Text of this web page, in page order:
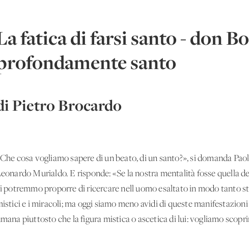
fatica di farsi santo - don
santo
Pietro Brocardo
cosa vogliamo sapere di un beato, di un santo?», si domanda
Murialdo. E risponde: «Se la nostra mentalità fosse quella
potremmo proporre di ricercare nell'uomo esaltato in modo tanto
e i miracoli; ma oggi siamo meno avidi di queste
piuttosto che la figura mistica o ascetica di lui: vogliamo